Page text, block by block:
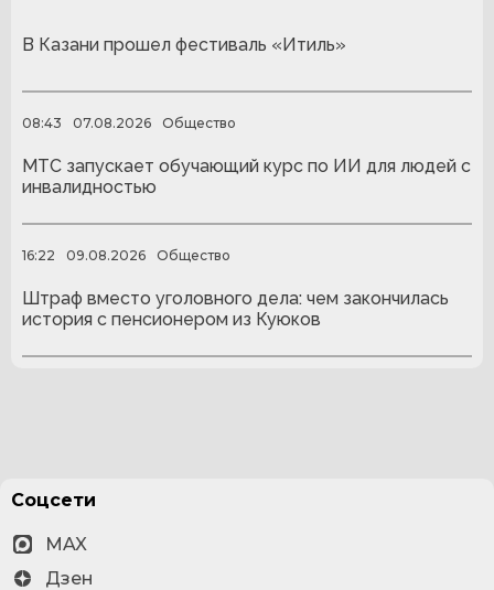
В Казани прошел фестиваль «Итиль»
08:43 07.08.2026 Общество
МТС запускает обучающий курс по ИИ для людей с
инвалидностью
16:22 09.08.2026 Общество
Штраф вместо уголовного дела: чем закончилась
история с пенсионером из Куюков
Соцсети
MAX
Дзен